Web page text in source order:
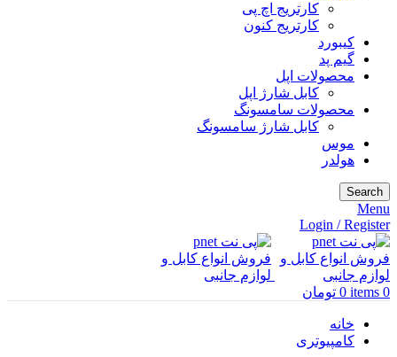
کارتریج اچ پی
کارتریج کنون
کیبورد
گیم پد
محصولات اپل
کابل شارژ اپل
محصولات سامسونگ
کابل شارژ سامسونگ
موس
هولدر
Search
Menu
Login / Register
0
items
0 تومان
خانه
کامپیوتری